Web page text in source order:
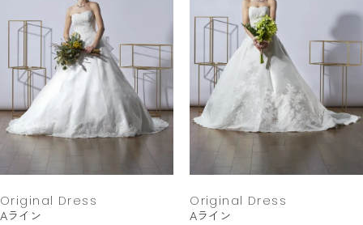
Original Dress
Aライン
Original Dress
Aライン